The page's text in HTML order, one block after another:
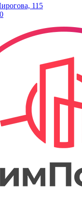
115